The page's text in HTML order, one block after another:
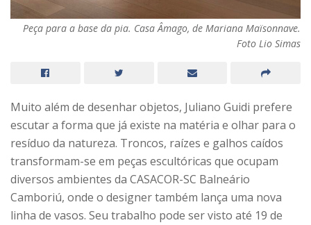
Peça para a base da pia. Casa Âmago, de Mariana Maïsonnave.
Foto Lio Simas
Muito além de desenhar objetos, Juliano Guidi prefere
escutar a forma que já existe na matéria e olhar para o
resíduo da natureza. Troncos, raízes e galhos caídos
transformam-se em peças escultóricas que ocupam
diversos ambientes da CASACOR-SC Balneário
Camboriú, onde o designer também lança uma nova
linha de vasos. Seu trabalho pode ser visto até 19 de